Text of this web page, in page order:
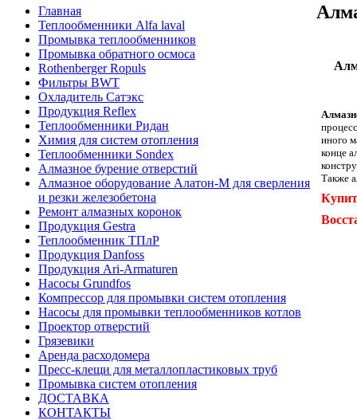
Главная
Теплообменники Alfa laval
Промывка теплообменников
Промывка обратного осмоса
Rothenberger Ropuls
Фильтры BWT
Охладитель Сатэкс
Продукция Reflex
Теплообменники Ридан
Химия для систем отопления
Теплообменники Sondex
Алмазное бурение отверстий
Алмазное оборудование Алатон-М для сверления
и резки железобетона
Ремонт алмазных коронок
Продукция Gestra
Теплообменник ТПлР
Продукция Danfoss
Продукция Ari-Armaturen
Насосы Grundfos
Компрессор для промывки систем отопления
Насосы для промывки теплообменников котлов
Проектор отверстий
Грязевики
Аренда расходомера
Пресс-клещи для металлопластиковых труб
Промывка систем отопления
ДОСТАВКА
КОНТАКТЫ
иного
конце
Также